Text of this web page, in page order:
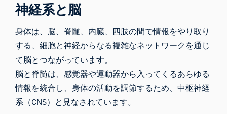
神経系と脳
身体は、脳、脊髄、内臓、四肢の間で情報をやり取り
する、細胞と神経からなる複雑なネットワークを通じ
て脳とつながっています。
脳と脊髄は、感覚器や運動器から入ってくるあらゆる
情報を統合し、身体の活動を調節するため、中枢神経
系（CNS）と見なされています。